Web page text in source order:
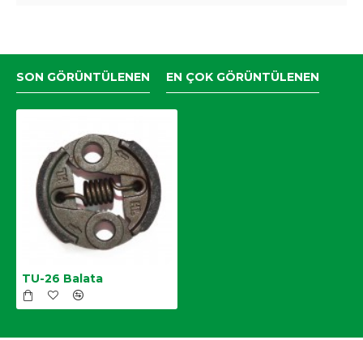
SON GÖRÜNTÜLENEN EN ÇOK GÖRÜNTÜLENEN
TU-26 Balata